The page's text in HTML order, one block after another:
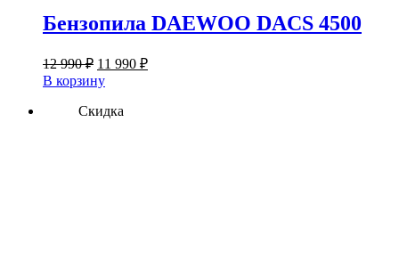
Бензопила DAEWOO DACS 4500
12 990₽ Первоначальная
цена
составляла
12
11 990 ₽Текущая
В корзину
Скидка